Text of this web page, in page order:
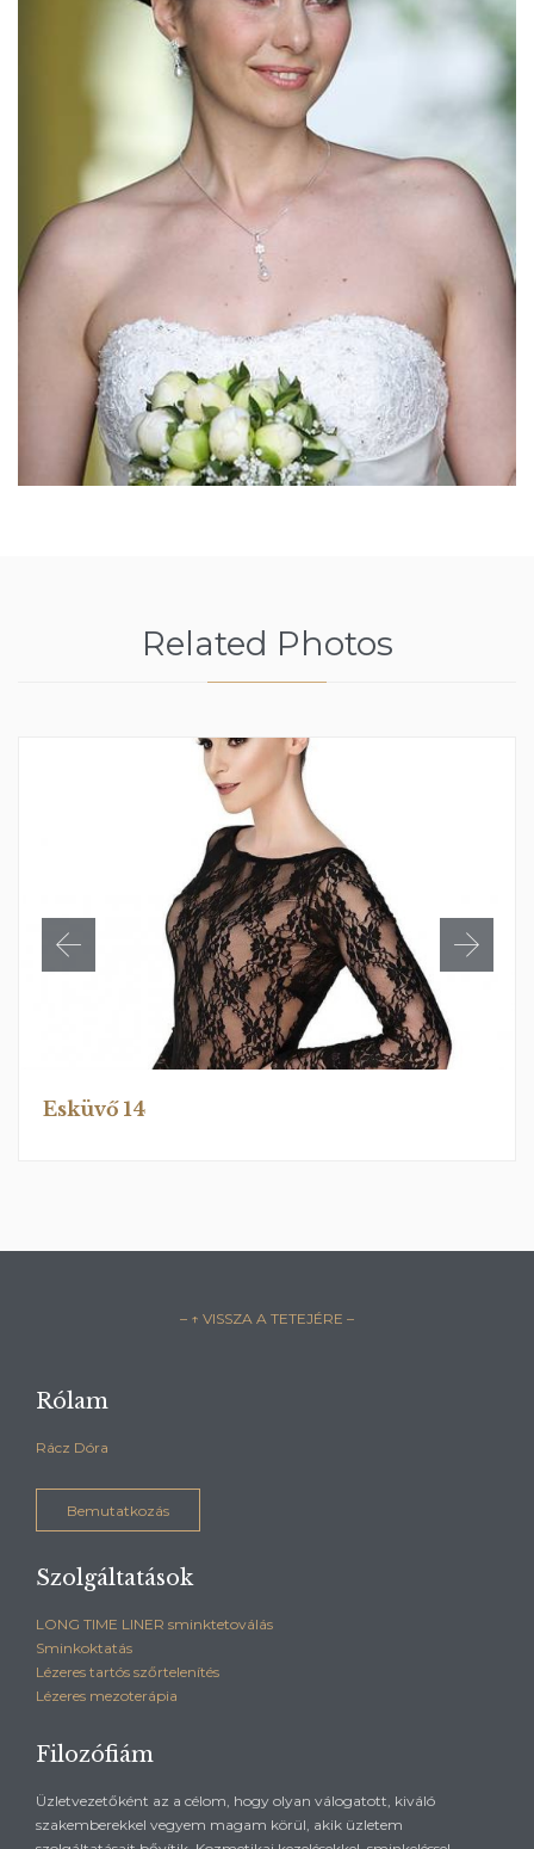
Related Photos
Esküvő 14
– ↑ VISSZA A TETEJÉRE –
Rólam
Rácz Dóra
Bemutatkozás
Szolgáltatások
LONG TIME LINER sminktetoválás
Sminkoktatás
Lézeres tartós szőrtelenítés
Lézeres mezoterápia
Filozófiám
Üzletvezetőként az a célom, hogy olyan válogatott, kiváló
szakemberekkel vegyem magam körül, akik üzletem